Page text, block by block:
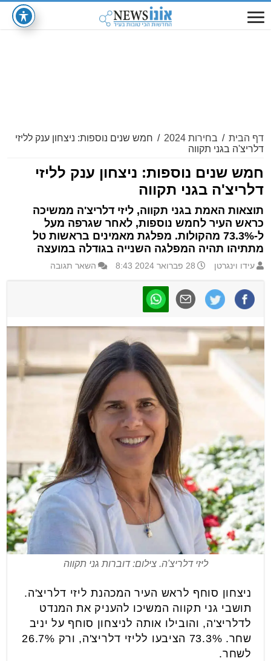
דף הבית / בחירות 2024 / חמש שנים נוספות: ניצחון ענק לליזי
דלריצ'ה בגני תקווה
חמש שנים נוספות: ניצחון ענק לליזי
דלריצ'ה בגני תקווה
תוצאות האמת בגני תקווה, ליזי דלריצ'ה ממשיכה
כראש העיר לחמש נוספות, לאחר שגרפה מעל
ל-73.3% מהקולות. מפלגת מאמינים בראשות טל
מתתיהו תהיה המפלגה השנייה בגודלה במועצה
עידו וינגרטן 28 פברואר 2024 8:43 השאר תגובה
ליזי דלריצ'ה. צילום: דוברות גני תקווה
ניצחון סוחף לראש העיר המכהנת ליזי דלריצ'ה.
תושבי גני תקווה המשיכו להעניק את המנדט
לדלריצ'ה, והובילו אותה לניצחון סוחף על יניב
שחר. 73.3% הציבעו לליזי דלריצ'ה, ורק 26.7%
לשחר.